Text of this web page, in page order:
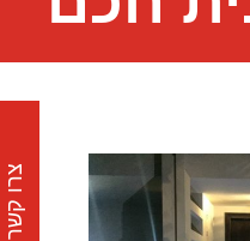
צרו קשר